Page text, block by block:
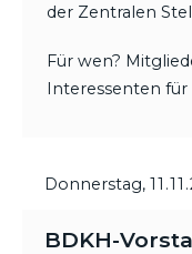
der Zentralen
Für wen?
Interessenten
Donnerstag,
BDKH-